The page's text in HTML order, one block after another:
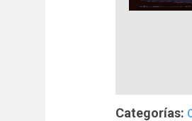
Categorías: